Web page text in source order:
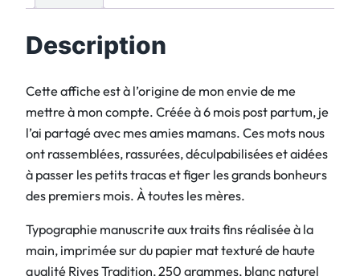
2
4
0
0
€
d
e
T
u
t
P
a
s
s
e
Description
Cette affiche est à l’origine de mon envie de me
mettre à mon compte. Créée à 6 mois post partum, je
l’ai partagé avec mes amies mamans. Ces mots nous
ont rassemblées, rassurées, déculpabilisées et aidées
à passer les petits tracas et figer les grands bonheurs
des premiers mois. À toutes les mères.
Typographie manuscrite aux traits fins réalisée à la
main, imprimée sur du papier mat texturé de haute
qualité Rives Tradition, 250 grammes, blanc naturel